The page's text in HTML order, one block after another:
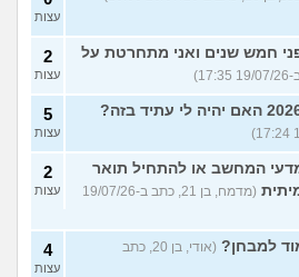
עצות
חמש שנים ואני מתחרטת על
2
עצות
5
עצות
המחשב או להתחיל תואר
(מדמח, בן 21, כתב ב-19/07/26
2
עצות
למבחן?
(אודי, בן 20, כתב
4
עצות